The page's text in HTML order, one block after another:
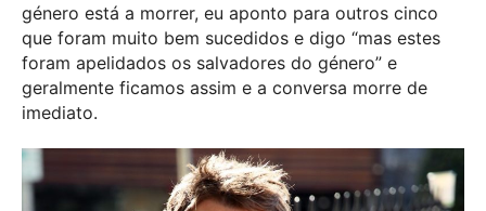
género está a morrer, eu aponto para outros cinco
que foram muito bem sucedidos e digo “mas estes
foram apelidados os salvadores do género” e
geralmente ficamos assim e a conversa morre de
imediato.